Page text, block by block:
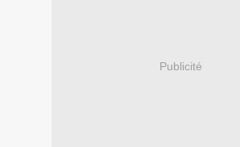
Publicité